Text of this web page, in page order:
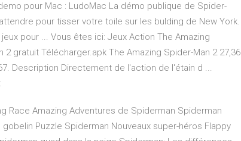
pour Mac : LudoMac La démo publique de Spider-
pour tisser votre toile sur les bulding de New York.
pour ... Vous êtes ici: Jeux Action The Amazing
gratuit Télécharger.apk The Amazing Spider-Man 2 27,36
Description Directement de l'action de l'étain d ...
Race Amazing Adventures de Spiderman Spiderman
Puzzle Spiderman Nouveaux super-héros Flappy